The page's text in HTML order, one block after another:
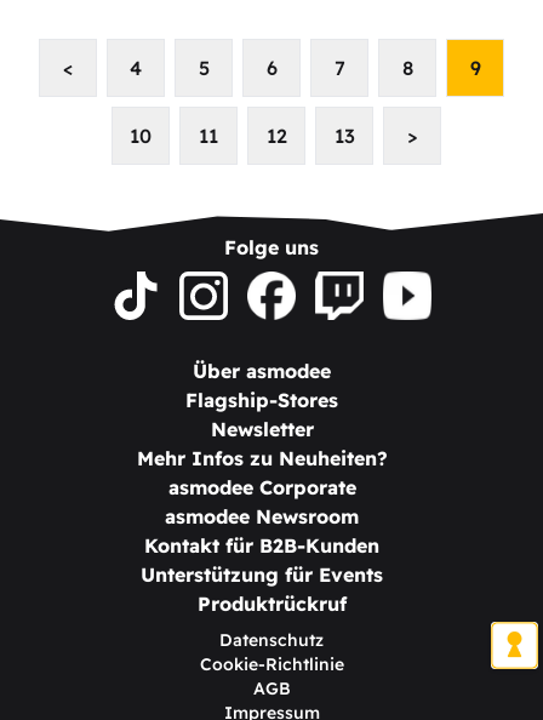
< 4 5 6 7 8 9
10 11 12 13 >
Folge uns
Über asmodee
Flagship-Stores
Newsletter
Mehr Infos zu Neuheiten?
asmodee Corporate
asmodee Newsroom
Kontakt für B2B-Kunden
Unterstützung für Events
Produktrückruf
Datenschutz
Cookie-Richtlinie
AGB
Impressum